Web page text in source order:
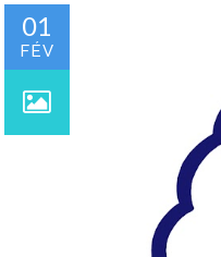
01
FÉV